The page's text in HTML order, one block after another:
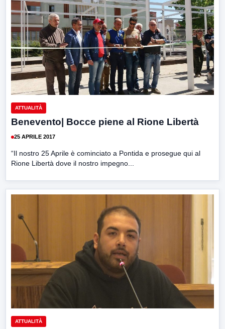
ATTUALITÀ
Benevento| Bocce piene al Rione Libertà
25 APRILE 2017
“Il nostro 25 Aprile è cominciato a Pontida e prosegue qui al
Rione Libertà dove il nostro impegno...
ATTUALITÀ